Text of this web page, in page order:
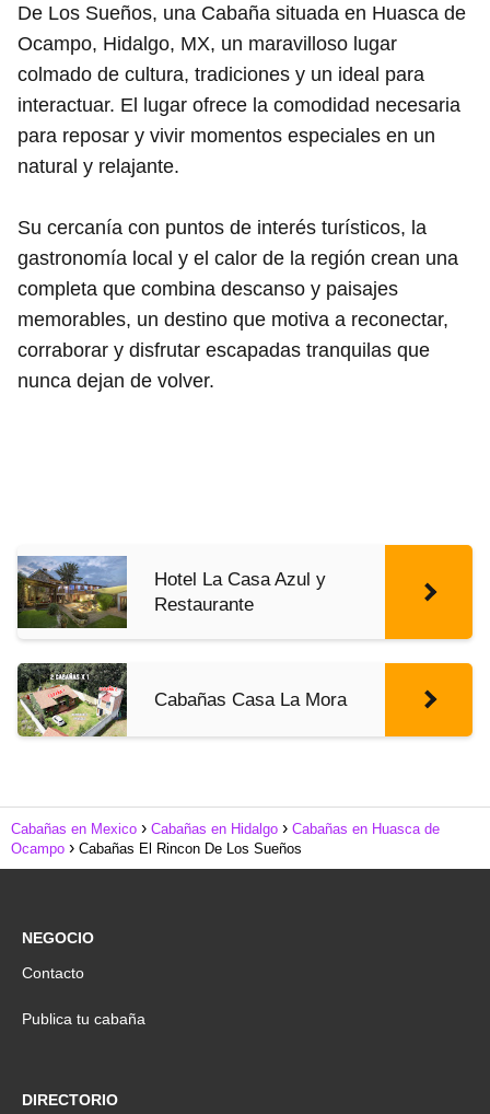
De Los Sueños, una Cabaña situada en Huasca de
Ocampo, Hidalgo, MX, un maravilloso lugar
colmado de cultura, tradiciones y un ideal para
interactuar. El lugar ofrece la comodidad necesaria
para reposar y vivir momentos especiales en un
natural y relajante.
Su cercanía con puntos de interés turísticos, la
gastronomía local y el calor de la región crean una
completa que combina descanso y paisajes
memorables, un destino que motiva a reconectar,
corraborar y disfrutar escapadas tranquilas que
nunca dejan de volver.
Hotel La Casa Azul y
Restaurante
Cabañas Casa La Mora
Cabañas en Mexico Cabañas en Hidalgo
Cabañas en Huasca de
Ocampo
Cabañas El Rincon De Los Sueños
NEGOCIO
Contacto
Publica tu cabaña
DIRECTORIO